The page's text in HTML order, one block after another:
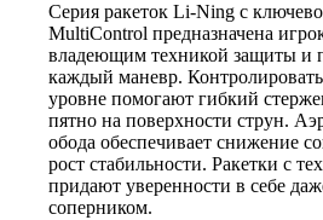
Серия ракеток Li-Ning с
MultiControl предназначена
владеющим техникой защиты и
каждый маневр.
уровне помогают гибкий
пятно на поверхности струн.
обода обеспечивает снижение
рост стабильности. Ракетки с
придают уверенности в себе
соперником.